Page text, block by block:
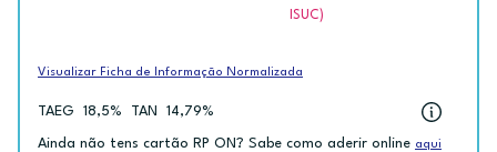
ISUC)
Visualizar Ficha de Informação Normalizada
TAEG 18,5% TAN 14,79%
Ainda não tens cartão RP ON? Sabe como aderir online aqui